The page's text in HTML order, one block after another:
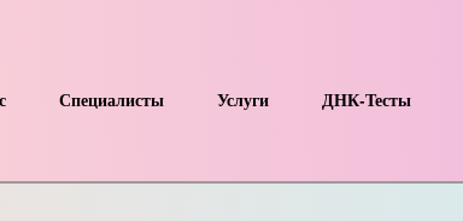
Специалисты Услуги ДНК-Тесты